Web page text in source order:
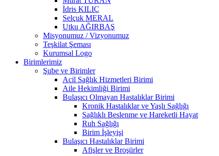
İdris KILIÇ
Selçuk MERAL
Utku AĞIRBAŞ
Misyonumuz / Vizyonumuz
Teşkilat Şeması
Kurumsal Logo
Birimlerimiz
Şube ve Birimler
Acil Sağlık Hizmetleri Birimi
Aile Hekimliği Birimi
Bulaşıcı Olmayan Hastalıklar Birimi
Kronik Hastalıklar ve Yaşlı Sağlığı
Sağlıklı Beslenme ve Hareketli Hayat
Ruh Sağlığı
Birim İşleyişi
Bulaşıcı Hastalıklar Birimi
Afişler ve Broşürler